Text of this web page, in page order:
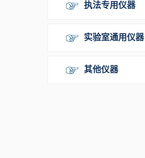
执法专用仪器
实验室通用仪器
其他仪器